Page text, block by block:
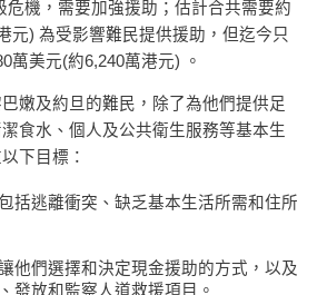
危機，需要加強援助；估計合共需要約
元) 為受影響難民提供援助，但迄今只
萬美元(約6,240萬港元) 。
嫩及約旦的難民，除了為他們提供足
食水、個人及公共衛生服務等基本生
下目標：
括逃離衝突、缺乏基本生活所需和住所
他們選擇和決定現金援助的方式，以及
發放和監察人道救援項目。